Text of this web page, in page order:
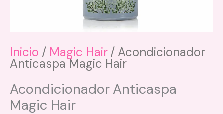
Inicio / Magic Hair / Acondicionador
Anticaspa Magic Hair
Acondicionador Anticaspa
Magic Hair